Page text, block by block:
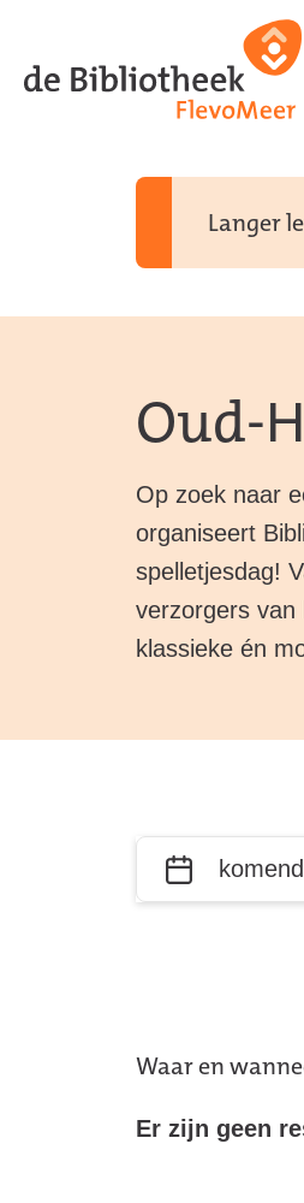
naar
naar
naar
Langer
Oud-
Op zoek naar
organiseert
spelletjesdag!
verzorgers van
klassieke én
Filter
activiteiten
Wanneer?
Overzicht
met
Waar en
Er zijn geen